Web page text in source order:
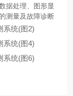
据处理、图形显
测量及故障诊断